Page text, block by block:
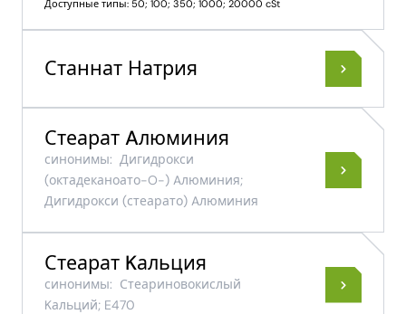
Доступные типы: 50; 100; 350; 1000; 20000 cSt
Станнат Натрия
Стеарат Aлюминия
синонимы: Дигидрокси
(октадеканоато-O-) Aлюминия;
Дигидрокси (стеарато) Aлюминия
Стеарат Kальция
синонимы: Стеариновокислый
Kальций; E470